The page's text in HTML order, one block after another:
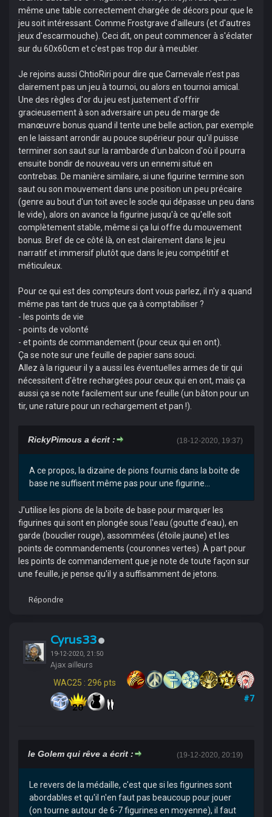
même une table correctement chargée de décors pour que le
jeu soit intéressant. Comme Frostgrave d'ailleurs (et d'autres
jeux d'escarmouche). Ceci dit, on peut commencer à s'éclater
sur du 60x60cm et c'est pas trop dur à meubler.
Je rejoins aussi ChtioRiri pour dire que Carnevale n'est pas
clairement pas un jeu à tournoi, ou alors en tournoi amical.
Une des règles d'or du jeu est justement d'offrir
gracieusement à son adversaire un peu de marge de
manœuvre bonus quand il tente une belle action, par exemple
en le laissant arrondir au pouce supérieur pour qu'il puisse
terminer son saut sur la rambarde d'un balcon d'où il pourra
ensuite bondir de nouveau vers un ennemi situé en
contrebas. De manière similaire, si une figurine termine son
saut ou son mouvement dans une position un peu précaire
(genre au bout d'un toit avec le socle qui dépasse un peu dans
le vide), alors on avance la figurine jusqu'à ce qu'elle soit
complètement stable, même si ça lui offre du mouvement
bonus. Bref de ce côté là, on est clairement dans le jeu
narratif et immersif plutôt que dans le jeu compétitif et
méticuleux.
Pour ce qui est des compteurs dont vous parlez, il n'y a quand
même pas tant de trucs que ça à comptabiliser ?
- les points de vie
- points de volonté
- et points de commandement (pour ceux qui en ont).
Ça se note sur une feuille de papier sans souci.
Allez à la rigueur il y a aussi les éventuelles armes de tir qui
nécessitent d'être rechargées pour ceux qui en ont, mais ça
aussi ça se note facilement sur une feuille (un bâton pour un
tir, une rature pour un rechargement et pan !).
(18-12-2020, 19:37)
RickyPimous a écrit :
A ce propos, la dizaine de pions fournis dans la boite de
base ne suffisent même pas pour une figurine...
J'utilise les pions de la boite de base pour marquer les
figurines qui sont en plongée sous l'eau (goutte d'eau), en
garde (bouclier rouge), assommées (étoile jaune) et les
points de commandements (couronnes vertes). À part pour
les points de commandement que je note de toute façon sur
une feuille, je pense qu'il y a suffisamment de jetons.
Répondre
Cyrus33
19-12-2020, 21:50
Ajax ailleurs
WAC25 : 296 pts
#7
(19-12-2020, 20:19)
le Golem qui rêve a écrit :
Le revers de la médaille, c'est que si les figurines sont
abordables et qu'il n'en faut pas beaucoup pour jouer
(on tourne autour de 6-7 figurines en moyenne), il faut